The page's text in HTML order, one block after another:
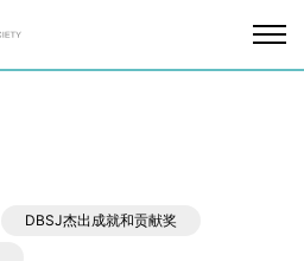
DBSJ杰出成就和贡献奖